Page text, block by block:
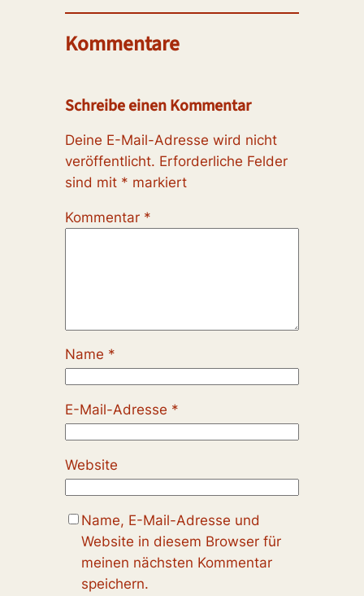
Kommentare
Schreibe einen Kommentar
Deine E-Mail-Adresse wird nicht
veröffentlicht. Erforderliche Felder
sind mit * markiert
Kommentar *
Name *
E-Mail-Adresse *
Website
Name, E-Mail-Adresse und
Website in diesem Browser für
meinen nächsten Kommentar
speichern.